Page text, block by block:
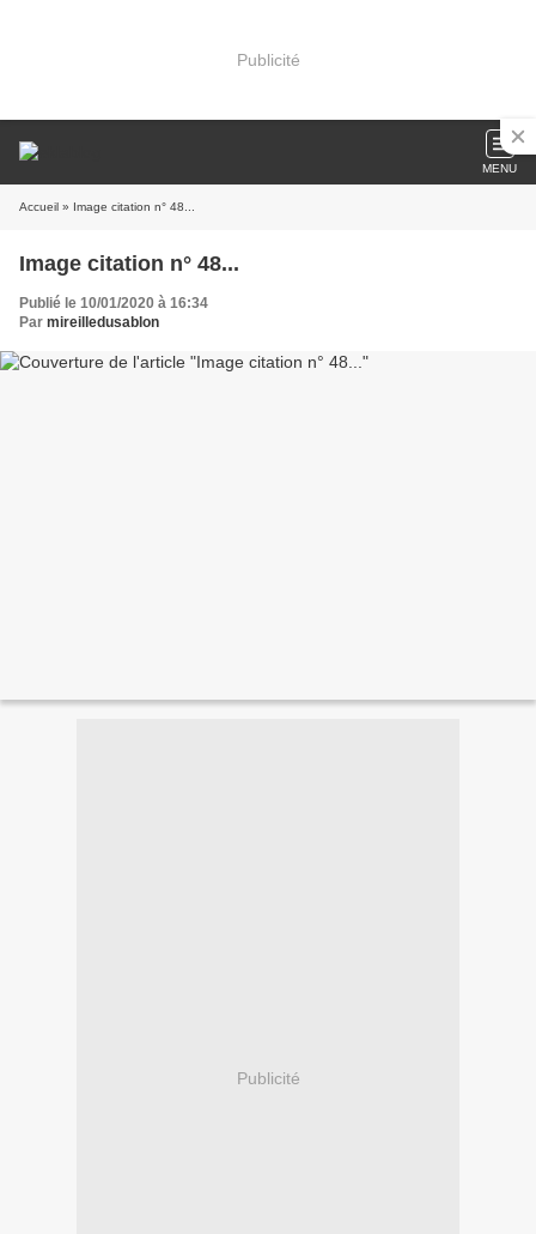
Publicité
MENU
Accueil » Image citation n° 48...
Image citation n° 48...
Publié le 10/01/2020 à 16:34
Par mireilledusablon
Publicité